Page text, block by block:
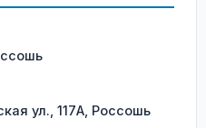
ул., 117А, Россошь